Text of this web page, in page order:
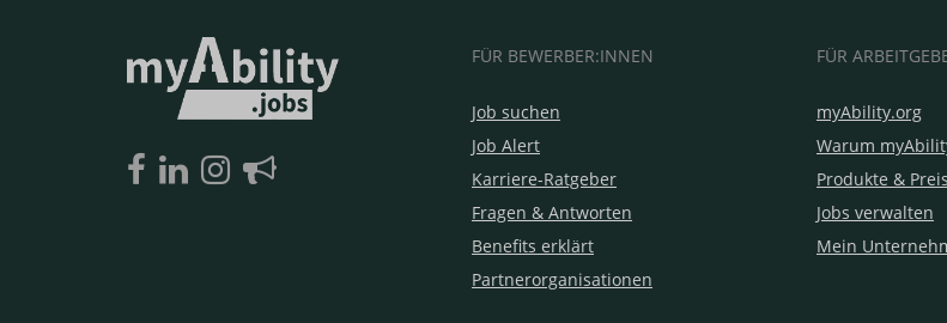
FÜR BEWERBER:INNEN
Job suchen
Job Alert
Karriere-Ratgeber
Fragen & Antworten
Benefits erklärt
Partnerorganisationen
FÜR
myAbility.org
Warum
Produkte &
Jobs verwalten
Mein